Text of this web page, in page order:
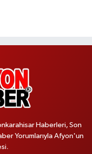
Haberleri, Son
Yorumlarıyla Afyon'un